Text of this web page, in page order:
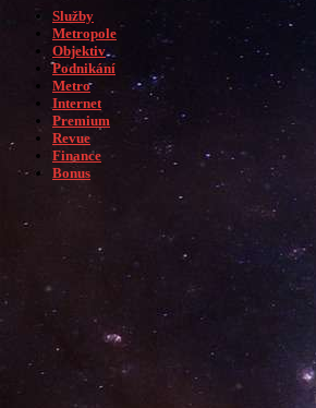
Služby
Metropole
Objektiv
Podnikání
Metro
Internet
Premium
Revue
Finance
Bonus